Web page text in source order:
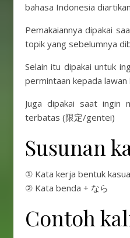
bahasa Indonesia diartikan
Pemakaiannya dipakai
topik yang sebelumnya
Selain itu dipakai untuk
permintaan kepada lawan
Juga dipakai saat ingin
terbatas (限定/gentei)
Susunan
① Kata kerja bentuk
② Kata benda + なら
Contoh